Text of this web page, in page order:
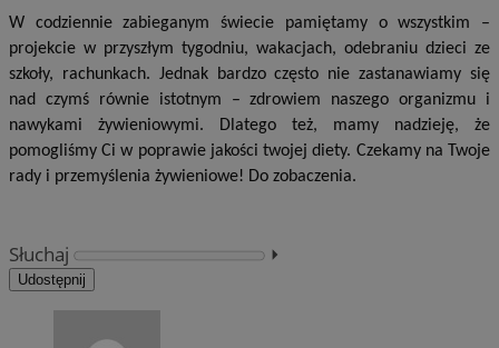
W codziennie zabieganym świecie pamiętamy o wszystkim –
projekcie w przyszłym tygodniu, wakacjach, odebraniu dzieci ze
szkoły, rachunkach. Jednak bardzo często nie zastanawiamy się
nad czymś równie istotnym – zdrowiem naszego organizmu i
nawykami żywieniowymi. Dlatego też, mamy nadzieję, że
pomogliśmy Ci w poprawie jakości twojej diety. Czekamy na Twoje
rady i przemyślenia żywieniowe! Do zobaczenia.
Słuchaj ⏵︎
Udostępnij